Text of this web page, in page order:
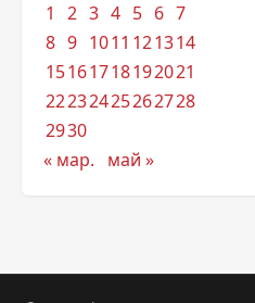
1
2 3 4 5 6 7
8 9 1011 121314
15161718192021
22232425262728
2930
« мар.
май »